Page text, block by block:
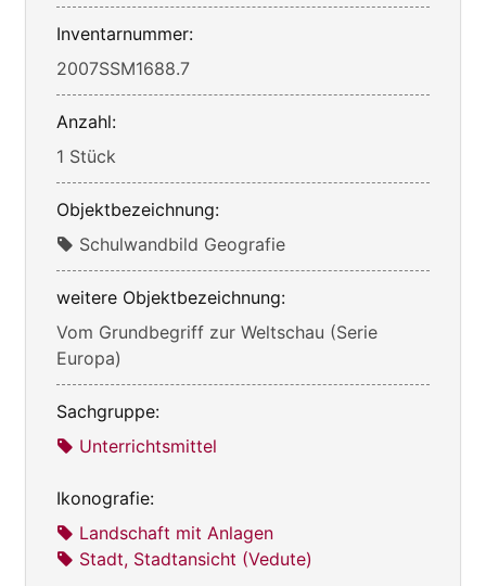
Inventarnummer:
2007SSM1688.7
Anzahl:
1 Stück
Objektbezeichnung:
Schulwandbild Geografie
weitere Objektbezeichnung:
Vom Grundbegriff zur Weltschau (Serie
Europa)
Sachgruppe:
Unterrichtsmittel
Ikonografie:
Landschaft mit Anlagen
Stadt, Stadtansicht (Vedute)